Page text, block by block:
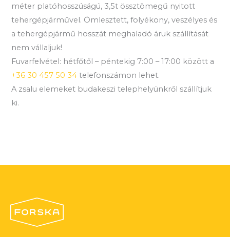
méter platóhosszúságú, 3,5t össztömegű nyitott
tehergépjárművel. Ömlesztett, folyékony, veszélyes és
a tehergépjármű hosszát meghaladó áruk szállítását
nem vállaljuk!
Fuvarfelvétel: hétfőtől – péntekig 7:00 – 17:00 között a
+36 30 457 50 34 telefonszámon lehet.
A zsalu elemeket budakeszi telephelyünkről szállítjuk
ki.